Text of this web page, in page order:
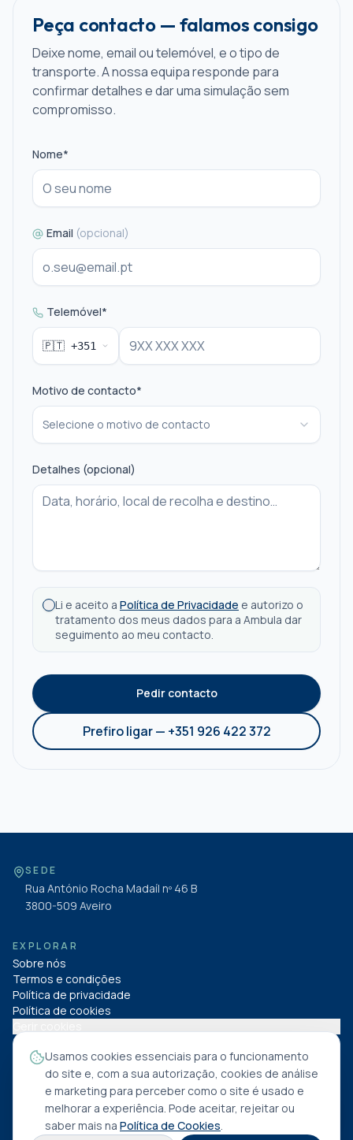
Peça contacto — falamos consigo
Deixe nome, email ou telemóvel, e o tipo de
transporte. A nossa equipa responde para
confirmar detalhes e dar uma simulação sem
compromisso.
Nome*
Email (opcional)
Telemóvel*
🇵🇹 +351 Portugal
Motivo de contacto*
Selecione o motivo de contacto
Detalhes (opcional)
Li e aceito a Política de Privacidade e autorizo o
tratamento dos meus dados para a Ambula dar
seguimento ao meu contacto.
Pedir contacto
Prefiro ligar — +351 926 422 372
SEDE
Rua António Rocha Madaíl nº 46 B
3800-509 Aveiro
EXPLORAR
Sobre nós
Termos e condições
Política de privacidade
Política de cookies
SIGA-NOS NAS REDES
Usamos cookies essenciais para o funcionamento
do site e, com a sua autorização, cookies de análise
e marketing para perceber como o site é usado e
melhorar a experiência. Pode aceitar, rejeitar ou
saber mais na Política de Cookies.